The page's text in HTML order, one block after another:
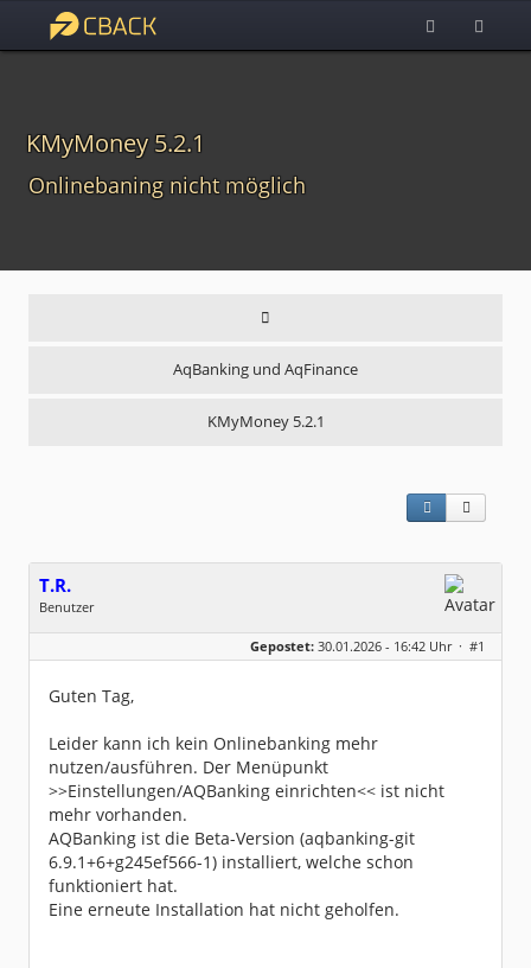
KMyMoney 5.2.1
Onlinebaning nicht möglich
AqBanking und AqFinance
KMyMoney 5.2.1
T.R.
Benutzer
Geschlecht:
Dabei seit:
01 / 2025
Gepostet: 30.01.2026 - 16:42 Uhr · #1
Guten Tag,
Leider kann ich kein Onlinebanking mehr
nutzen/ausführen. Der Menüpunkt
>>Einstellungen/AQBanking einrichten<< ist nicht
mehr vorhanden.
AQBanking ist die Beta-Version (aqbanking-git
6.9.1+6+g245ef566-1) installiert, welche schon
funktioniert hat.
Eine erneute Installation hat nicht geholfen.